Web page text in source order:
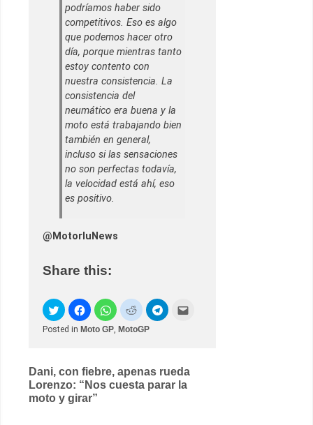
podríamos haber sido
competitivos. Eso es algo
que podemos hacer otro
día, porque mientras tanto
estoy contento con
nuestra consistencia. La
consistencia del
neumático era buena y la
moto está trabajando bien
también en general,
incluso si las sensaciones
no son perfectas todavía,
la velocidad está ahí, eso
es positivo.
@MotorluNews
Share this:
Posted in Moto GP, MotoGP
Post
navigation
Dani, con fiebre, apenas rueda
Lorenzo: “Nos cuesta parar la
moto y girar”